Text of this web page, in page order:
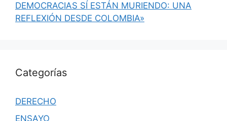
DEMOCRACIAS SÍ ESTÁN MURIENDO: UNA
REFLEXIÓN DESDE COLOMBIA»
Categorías
DERECHO
ENSAYO